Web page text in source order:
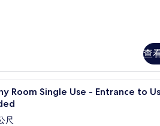
查
高級寢具、迷你吧、客房
Room Single Use - Entrance to
尺